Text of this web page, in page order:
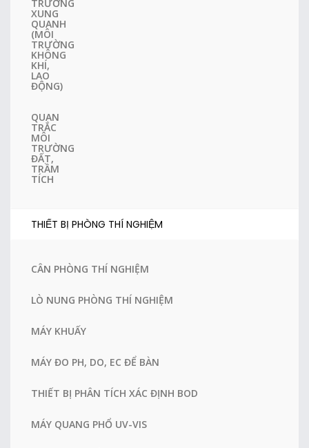
TRƯỜNG
XUNG
QUANH
(MÔI
TRƯỜNG
KHÔNG
KHÍ,
LAO
ĐỘNG)
QUAN
TRẮC
MÔI
TRƯỜNG
ĐẤT,
TRẦM
TÍCH
THIẾT BỊ PHÒNG THÍ NGHIỆM
CÂN PHÒNG THÍ NGHIỆM
LÒ NUNG PHÒNG THÍ NGHIỆM
MÁY KHUẤY
MÁY ĐO PH, DO, EC ĐỂ BÀN
THIẾT BỊ PHÂN TÍCH XÁC ĐỊNH BOD
MÁY QUANG PHỔ UV-VIS